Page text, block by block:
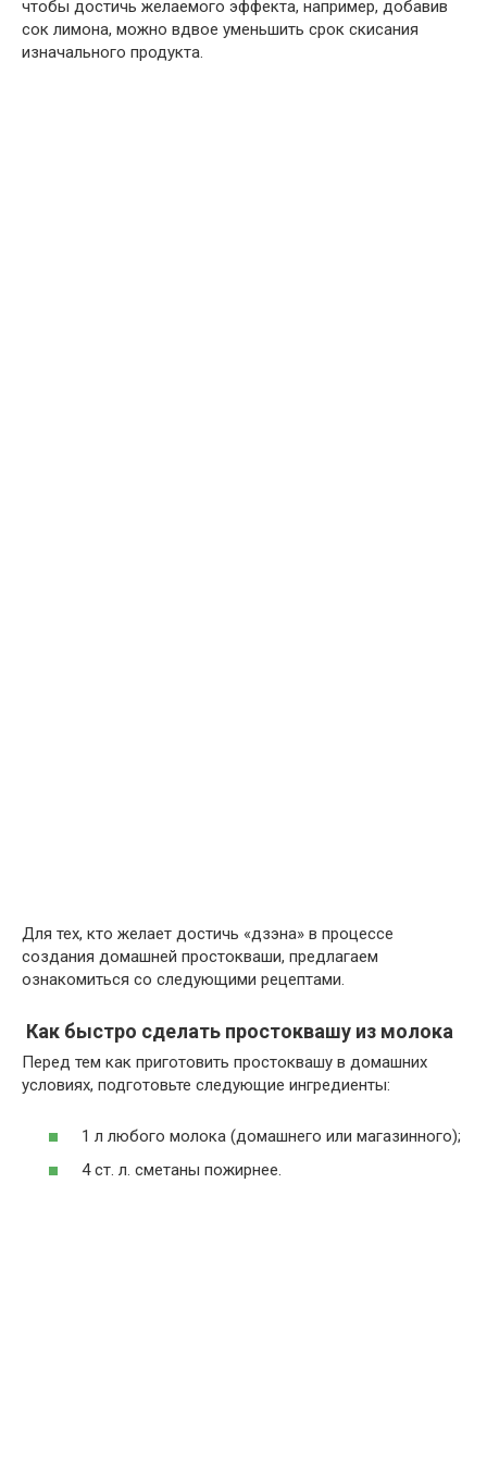
чтобы достичь желаемого эффекта, например, добавив
сок лимона, можно вдвое уменьшить срок скисания
изначального продукта.
Для тех, кто желает достичь «дзэна» в процессе
создания домашней простокваши, предлагаем
ознакомиться со следующими рецептами.
Как быстро сделать простоквашу из молока
Перед тем как приготовить простоквашу в домашних
условиях, подготовьте следующие ингредиенты:
1 л любого молока (домашнего или магазинного);
4 ст. л. сметаны пожирнее.